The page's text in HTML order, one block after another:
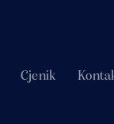
Cjenik